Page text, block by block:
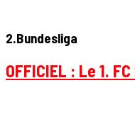
2.Bundesliga
OFFICIEL : Le 1.